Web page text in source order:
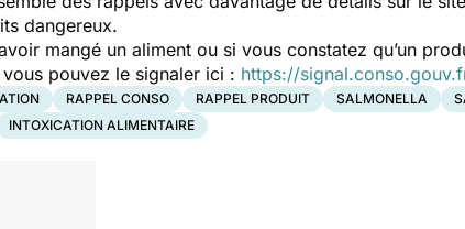
dangereux.
mangé un aliment ou si vous constatez qu’un
pouvez le signaler ici : https://
RAPPEL CONSO RAPPEL PRODUIT SALMONELLA
INTOXICATION ALIMENTAIRE